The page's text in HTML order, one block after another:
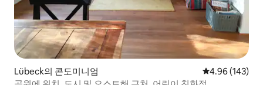
Lübeck의 콘도미니엄 평점 4.96점(5
4.96 (143)